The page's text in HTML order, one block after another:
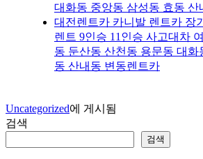
대화동 중앙동 삼성동 효동 산
대전렌트카 카니발 렌트카 장
렌트 9인승 11인승 사고대차
동 둔산동 산천동 용문동 대화
동 산내동 변동렌트카
Uncategorized에 게시됨
검색
검색